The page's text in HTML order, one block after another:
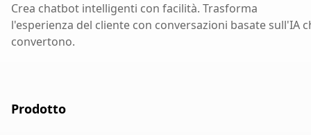
Crea chatbot intelligenti con facilità. Trasforma
l'esperienza del cliente con conversazioni basate sull'IA
convertono.
Prodotto